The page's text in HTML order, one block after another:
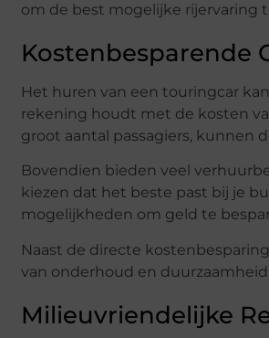
om de best mogelijke rijervaring
Kostenbesparende
Het huren van een touringcar
rekening houdt met de kosten
groot aantal passagiers, kunnen
Bovendien bieden veel
kiezen dat het beste past bij je
mogelijkheden om geld te
Naast de directe
van onderhoud en
Milieuvriendelijke